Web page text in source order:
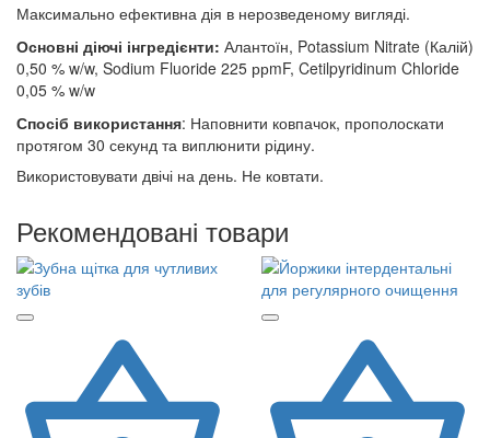
Максимально ефективна дія в нерозведеному вигляді.
Основні діючі інгредієнти: Алантоїн, Potassium Nitrate (Калій)
0,50 % w/w, Sodium Fluoride 225 ррmF, Cetilpyridinum Chloride
0,05 % w/w
Спосіб використання: Наповнити ковпачок, прополоскати
протягом 30 секунд та виплюнити рідину.
Використовувати двічі на день. Не ковтати.
Рекомендовані товари